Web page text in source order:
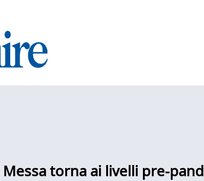
torna ai livelli pre-